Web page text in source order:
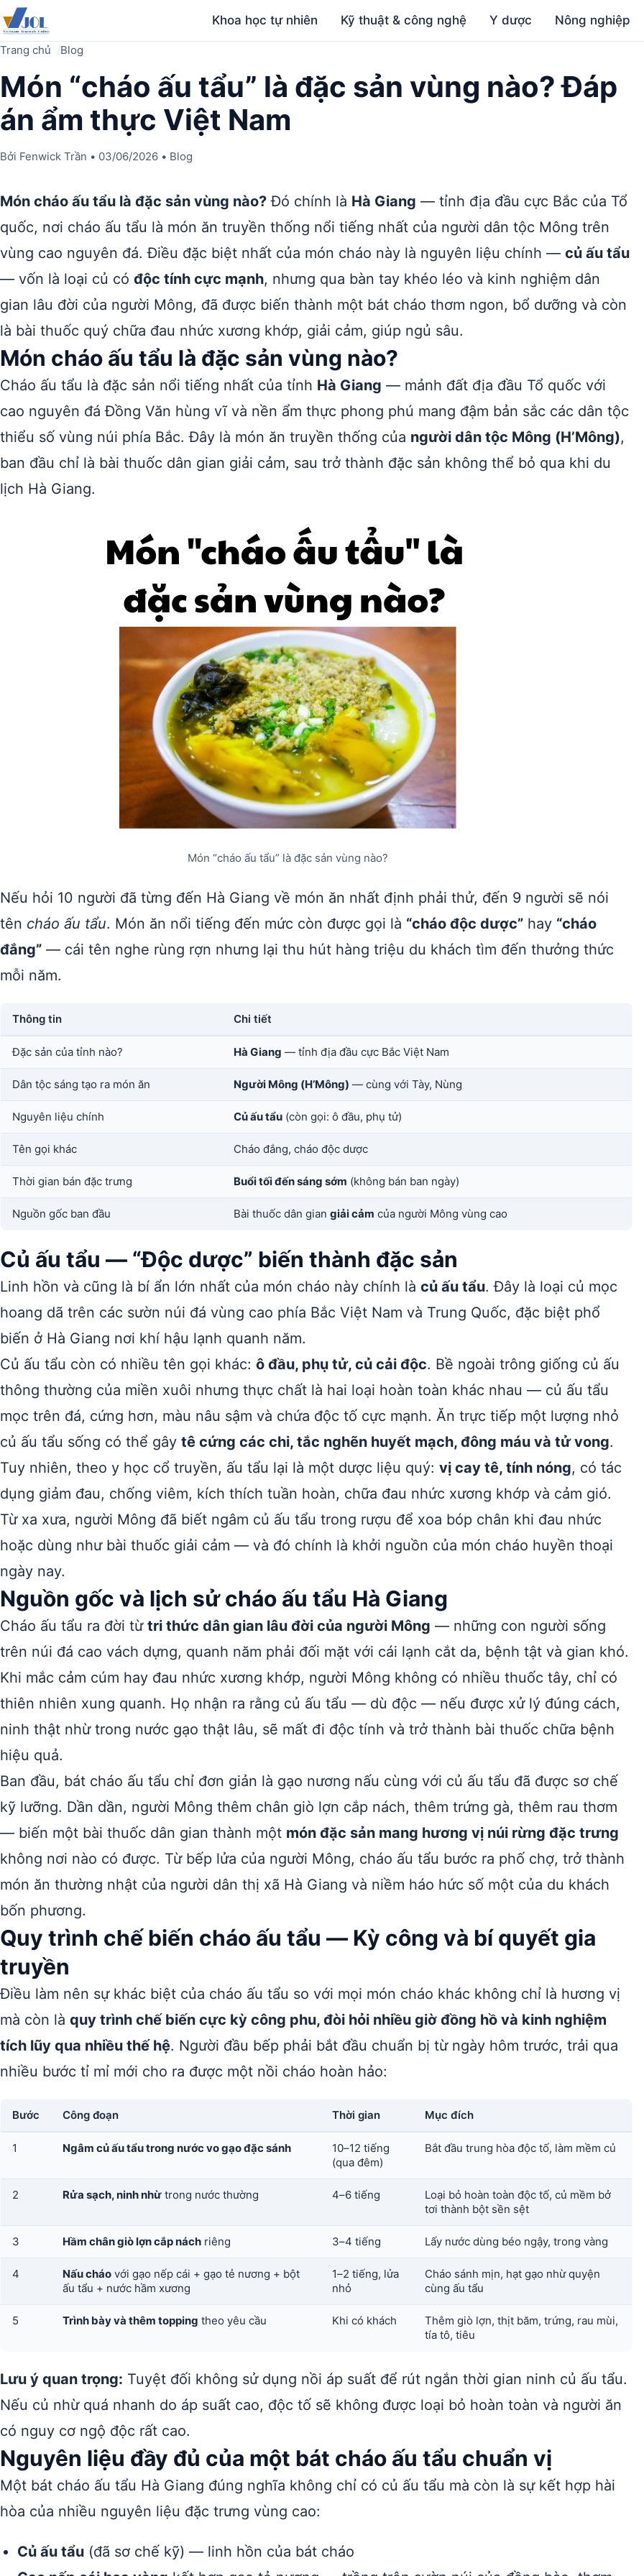
Khoa học tự nhiên Kỹ thuật & công nghệ Y dược Nông nghiệp
Trang chủ Blog
Món “cháo ấu tẩu” là đặc sản vùng nào? Đáp
án ẩm thực Việt Nam
Bởi Fenwick Trần • 03/06/2026 • Blog
Món cháo ấu tẩu là đặc sản vùng nào? Đó chính là Hà Giang — tỉnh địa đầu cực Bắc của Tổ
quốc, nơi cháo ấu tẩu là món ăn truyền thống nổi tiếng nhất của người dân tộc Mông trên
vùng cao nguyên đá. Điều đặc biệt nhất của món cháo này là nguyên liệu chính — củ ấu tẩu
— vốn là loại củ có độc tính cực mạnh, nhưng qua bàn tay khéo léo và kinh nghiệm dân
gian lâu đời của người Mông, đã được biến thành một bát cháo thơm ngon, bổ dưỡng và còn
là bài thuốc quý chữa đau nhức xương khớp, giải cảm, giúp ngủ sâu.
Món cháo ấu tẩu là đặc sản vùng nào?
Cháo ấu tẩu là đặc sản nổi tiếng nhất của tỉnh Hà Giang — mảnh đất địa đầu Tổ quốc với
cao nguyên đá Đồng Văn hùng vĩ và nền ẩm thực phong phú mang đậm bản sắc các dân tộc
thiểu số vùng núi phía Bắc. Đây là món ăn truyền thống của người dân tộc Mông (H’Mông),
ban đầu chỉ là bài thuốc dân gian giải cảm, sau trở thành đặc sản không thể bỏ qua khi du
lịch Hà Giang.
Món “cháo ấu tẩu” là đặc sản vùng nào?
Nếu hỏi 10 người đã từng đến Hà Giang về món ăn nhất định phải thử, đến 9 người sẽ nói
tên cháo ấu tẩu. Món ăn nổi tiếng đến mức còn được gọi là “cháo độc dược” hay “cháo
đắng” — cái tên nghe rùng rợn nhưng lại thu hút hàng triệu du khách tìm đến thưởng thức
mỗi năm.
Thông tin Chi tiết
Đặc sản của tỉnh nào? Hà Giang — tỉnh địa đầu cực Bắc Việt Nam
Dân tộc sáng tạo ra món ăn Người Mông (H’Mông) — cùng với Tày, Nùng
Nguyên liệu chính Củ ấu tẩu (còn gọi: ô đầu, phụ tử)
Tên gọi khác Cháo đắng, cháo độc dược
Thời gian bán đặc trưng Buổi tối đến sáng sớm (không bán ban ngày)
Nguồn gốc ban đầu Bài thuốc dân gian giải cảm của người Mông vùng cao
Củ ấu tẩu — “Độc dược” biến thành đặc sản
Linh hồn và cũng là bí ẩn lớn nhất của món cháo này chính là củ ấu tẩu. Đây là loại củ mọc
hoang dã trên các sườn núi đá vùng cao phía Bắc Việt Nam và Trung Quốc, đặc biệt phổ
biến ở Hà Giang nơi khí hậu lạnh quanh năm.
Củ ấu tẩu còn có nhiều tên gọi khác: ô đầu, phụ tử, củ cải độc. Bề ngoài trông giống củ ấu
thông thường của miền xuôi nhưng thực chất là hai loại hoàn toàn khác nhau — củ ấu tẩu
mọc trên đá, cứng hơn, màu nâu sậm và chứa độc tố cực mạnh. Ăn trực tiếp một lượng nhỏ
củ ấu tẩu sống có thể gây tê cứng các chi, tắc nghẽn huyết mạch, đông máu và tử vong.
Tuy nhiên, theo y học cổ truyền, ấu tẩu lại là một dược liệu quý: vị cay tê, tính nóng, có tác
dụng giảm đau, chống viêm, kích thích tuần hoàn, chữa đau nhức xương khớp và cảm gió.
Từ xa xưa, người Mông đã biết ngâm củ ấu tẩu trong rượu để xoa bóp chân khi đau nhức
hoặc dùng như bài thuốc giải cảm — và đó chính là khởi nguồn của món cháo huyền thoại
ngày nay.
Nguồn gốc và lịch sử cháo ấu tẩu Hà Giang
Cháo ấu tẩu ra đời từ tri thức dân gian lâu đời của người Mông — những con người sống
trên núi đá cao vách dựng, quanh năm phải đối mặt với cái lạnh cắt da, bệnh tật và gian khó.
Khi mắc cảm cúm hay đau nhức xương khớp, người Mông không có nhiều thuốc tây, chỉ có
thiên nhiên xung quanh. Họ nhận ra rằng củ ấu tẩu — dù độc — nếu được xử lý đúng cách,
ninh thật nhừ trong nước gạo thật lâu, sẽ mất đi độc tính và trở thành bài thuốc chữa bệnh
hiệu quả.
Ban đầu, bát cháo ấu tẩu chỉ đơn giản là gạo nương nấu cùng với củ ấu tẩu đã được sơ chế
kỹ lưỡng. Dần dần, người Mông thêm chân giò lợn cắp nách, thêm trứng gà, thêm rau thơm
— biến một bài thuốc dân gian thành một món đặc sản mang hương vị núi rừng đặc trưng
không nơi nào có được. Từ bếp lửa của người Mông, cháo ấu tẩu bước ra phố chợ, trở thành
món ăn thường nhật của người dân thị xã Hà Giang và niềm háo hức số một của du khách
bốn phương.
Quy trình chế biến cháo ấu tẩu — Kỳ công và bí quyết gia
truyền
Điều làm nên sự khác biệt của cháo ấu tẩu so với mọi món cháo khác không chỉ là hương vị
mà còn là quy trình chế biến cực kỳ công phu, đòi hỏi nhiều giờ đồng hồ và kinh nghiệm
tích lũy qua nhiều thế hệ. Người đầu bếp phải bắt đầu chuẩn bị từ ngày hôm trước, trải qua
nhiều bước tỉ mỉ mới cho ra được một nồi cháo hoàn hảo:
Bước Công đoạn Thời gian Mục đích
1 Ngâm củ ấu tẩu trong nước vo gạo đặc sánh
10–12 tiếng
(qua đêm)
Bắt đầu trung hòa độc tố, làm mềm củ
2 Rửa sạch, ninh nhừ trong nước thường 4–6 tiếng
Loại bỏ hoàn toàn độc tố, củ mềm bở
tơi thành bột sền sệt
3 Hầm chân giò lợn cắp nách riêng 3–4 tiếng Lấy nước dùng béo ngậy, trong vàng
4 Nấu cháo với gạo nếp cái + gạo tẻ nương + bột
ấu tẩu + nước hầm xương
1–2 tiếng, lửa
nhỏ
Cháo sánh mịn, hạt gạo nhừ quyện
cùng ấu tẩu
5 Trình bày và thêm topping theo yêu cầu Khi có khách
Thêm giò lợn, thịt băm, trứng, rau mùi,
tía tô, tiêu
Lưu ý quan trọng: Tuyệt đối không sử dụng nồi áp suất để rút ngắn thời gian ninh củ ấu tẩu.
Nếu củ nhừ quá nhanh do áp suất cao, độc tố sẽ không được loại bỏ hoàn toàn và người ăn
có nguy cơ ngộ độc rất cao.
Nguyên liệu đầy đủ của một bát cháo ấu tẩu chuẩn vị
Một bát cháo ấu tẩu Hà Giang đúng nghĩa không chỉ có củ ấu tẩu mà còn là sự kết hợp hài
hòa của nhiều nguyên liệu đặc trưng vùng cao:
Củ ấu tẩu (đã sơ chế kỹ) — linh hồn của bát cháo